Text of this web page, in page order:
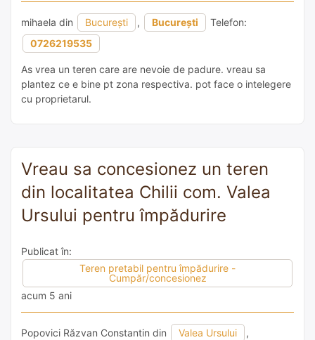
mihaela din București , București
Telefon:
0726219535
As vrea un teren care are nevoie de padure. vreau sa
plantez ce e bine pt zona respectiva. pot face o intelegere
cu proprietarul.
Vreau sa concesionez un teren
din localitatea Chilii com. Valea
Ursului pentru împădurire
Publicat în:
Teren pretabil pentru împădurire -
Cumpăr/concesionez
acum 5 ani
Popovici Răzvan Constantin din Valea Ursului
,